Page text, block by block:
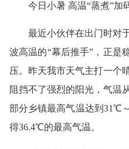
今日小暑 高温“蒸煮”加
最近小伙伴在出门时对于
波高温的“幕后推手”，正是
压。昨天我市天气主打一个
阻挡不了强烈的阳光，气温
部分乡镇最高气温达到31℃
得36.4℃的最高气温。